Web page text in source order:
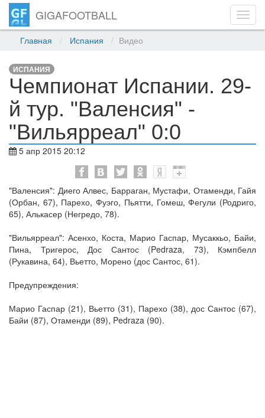
GIGAFOOTBALL
Главная Испания Видео
ИСПАНИЯ
Чемпионат Испании. 29-
й тур. "Валенсия" -
"Вильярреал" 0:0
5 апр 2015 20:12
"Валенсия": Диего Алвес, Барраган, Мустафи, Отаменди, Гайя
(Орбан, 67), Парехо, Фуэго, Пьятти, Гомеш, Фегули (Родриго,
65), Алькасер (Негредо, 78).
"Вильярреал": Асенхо, Коста, Марио Гаспар, Мусаккьо, Байи,
Пина, Тригерос, Дос Сантос (Pedraza, 73), Кэмпбелл
(Рукавина, 64), Вьетто, Морено (дос Сантос, 61).
Предупреждения:
Марио Гаспар (21), Вьетто (31), Парехо (38), дос Сантос (67),
Байи (87), Отаменди (89), Pedraza (90).